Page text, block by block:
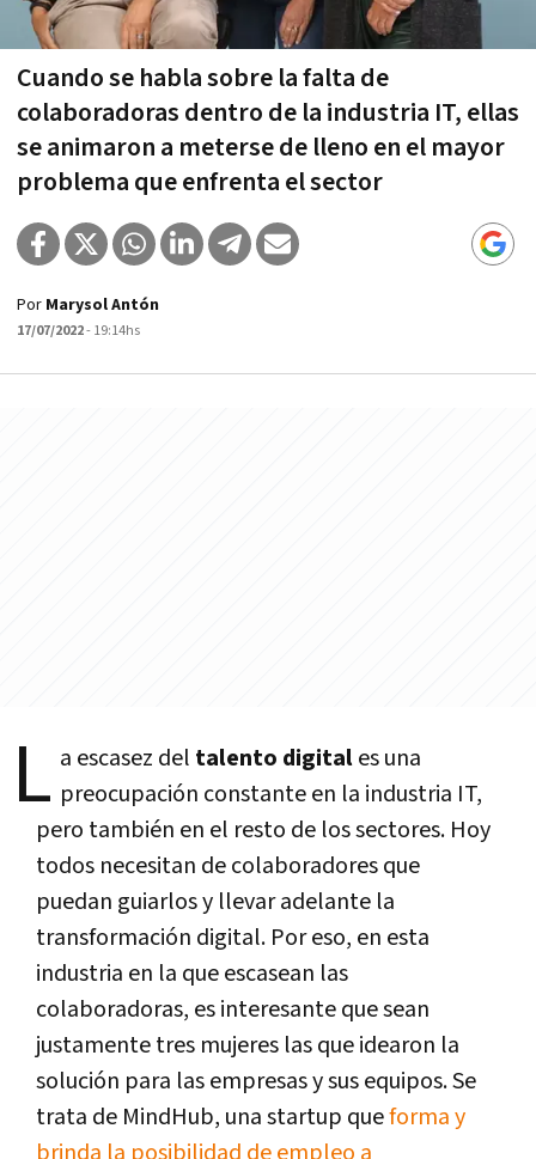
Cuando se habla sobre la falta de
colaboradoras dentro de la industria IT, ellas
se animaron a meterse de lleno en el mayor
problema que enfrenta el sector
Por Marysol Antón
17/07/2022- 19:14hs
L a escasez del talento digitales una
preocupación constante en la industria IT,
pero también en el resto de los sectores. Hoy
todos necesitan de colaboradores que
puedan guiarlos y llevar adelante la
transformación digital. Por eso, en esta
industria en la que escasean las
colaboradoras, es interesante que sean
justamente tres mujeres las que idearon la
solución para las empresas y sus equipos. Se
trata de MindHub, una startup queforma y